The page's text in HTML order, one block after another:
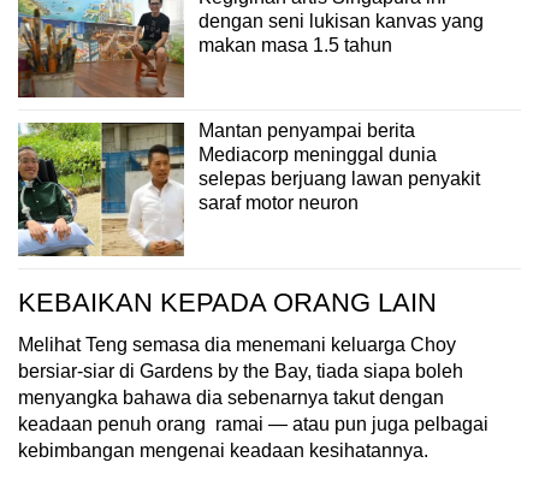
dengan seni lukisan kanvas yang
makan masa 1.5 tahun
Mantan penyampai berita
Mediacorp meninggal dunia
selepas berjuang lawan penyakit
saraf motor neuron
KEBAIKAN KEPADA ORANG LAIN
Melihat Teng semasa dia menemani keluarga Choy
bersiar-siar di Gardens by the Bay, tiada siapa boleh
menyangka bahawa dia sebenarnya takut dengan
keadaan penuh orang ramai — atau pun juga pelbagai
kebimbangan mengenai keadaan kesihatannya.